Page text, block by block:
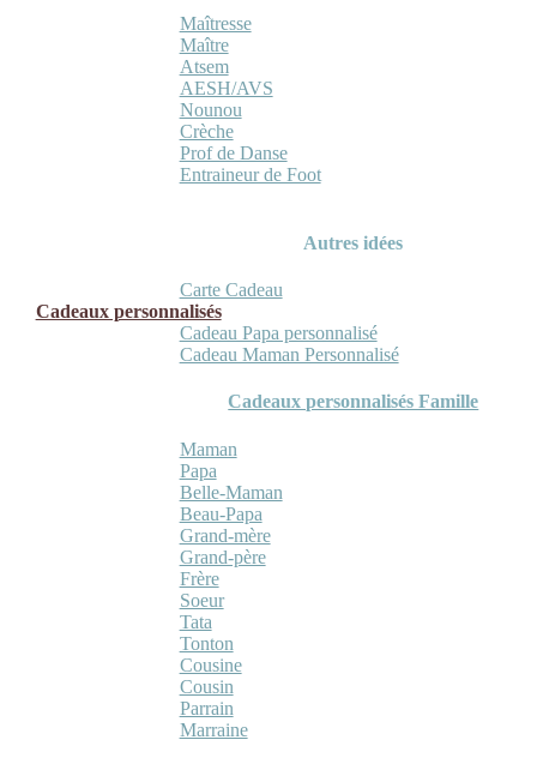
Maîtresse
Maître
Atsem
AESH/AVS
Nounou
Crèche
Prof de Danse
Entraineur de Foot
Autres idées
Carte Cadeau
Cadeaux personnalisés
Cadeau Papa personnalisé
Cadeau Maman Personnalisé
Cadeaux personnalisés Famille
Maman
Papa
Belle-Maman
Beau-Papa
Grand-mère
Grand-père
Frère
Soeur
Tata
Tonton
Cousine
Cousin
Parrain
Marraine